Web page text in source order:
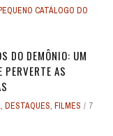
CATÁLOGO DO
DO DEMÔNIO: UM
AS
, DESTAQUES, FILMES
7